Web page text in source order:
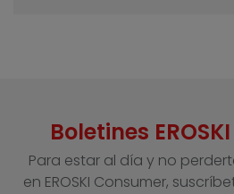
Boletines
Para estar al día y no
en EROSKI Consumer,